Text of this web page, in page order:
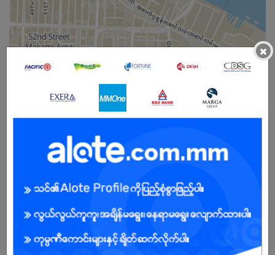
အခွင့်အရေးရှိသူ : ကျား/မ
သက်တမ်းကုန်သွားပါပြီ
×